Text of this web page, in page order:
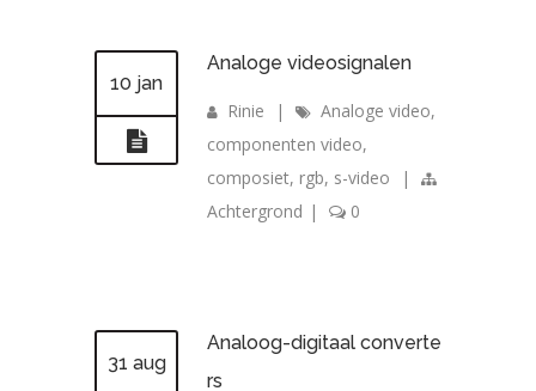
10 jan
Analoge videosignalen
Rinie | Analoge video,
componenten video,
composiet, rgb, s-video
|
Achtergrond | 0
31 aug
Analoog-digitaal converte
rs